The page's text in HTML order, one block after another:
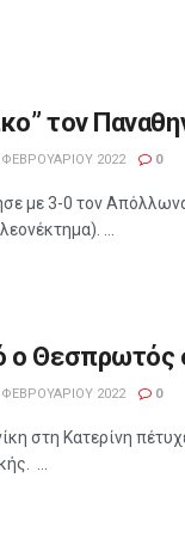
τον
2022 0
με 3-0 τον
...
ο Θεσπρωτός
2022 0
στη Κατερίνη
...